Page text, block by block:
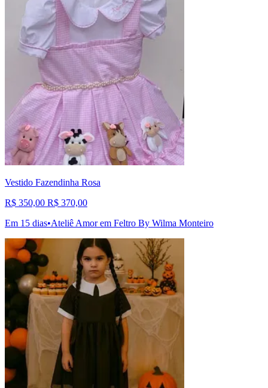
Vestido Fazendinha Rosa
R$ 350,00 R$ 370,00
Em 15 dias•Ateliê Amor em Feltro By Wilma Monteiro